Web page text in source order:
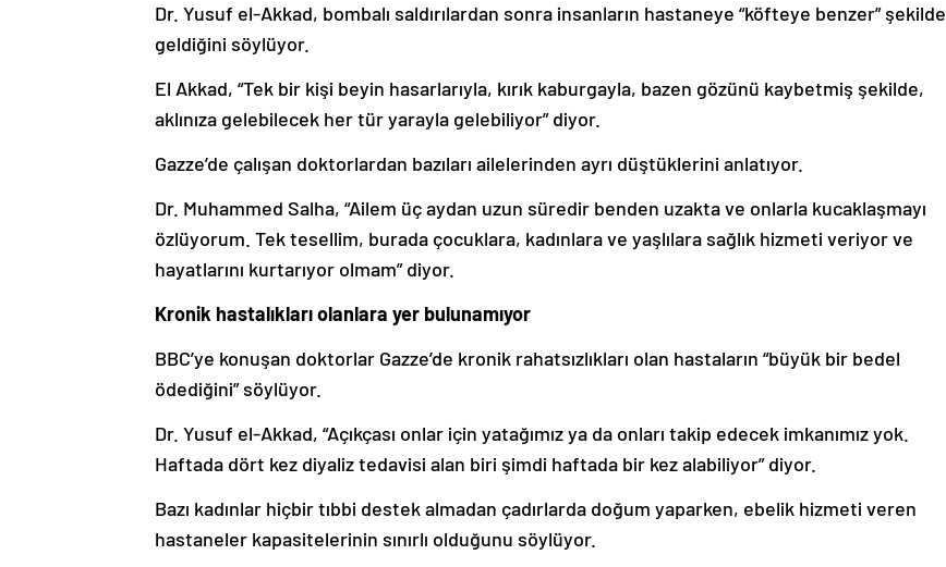
Dr. Yusuf el-Akkad, bombalı saldırılardan sonra insanların hastaneye “köfteye benzer” şekilde
geldiğini söylüyor.
El Akkad, “Tek bir kişi beyin hasarlarıyla, kırık kaburgayla, bazen gözünü kaybetmiş şekilde,
aklınıza gelebilecek her tür yarayla gelebiliyor” diyor.
Gazze’de çalışan doktorlardan bazıları ailelerinden ayrı düştüklerini anlatıyor.
Dr. Muhammed Salha, “Ailem üç aydan uzun süredir benden uzakta ve onlarla kucaklaşmayı
özlüyorum. Tek tesellim, burada çocuklara, kadınlara ve yaşlılara sağlık hizmeti veriyor ve
hayatlarını kurtarıyor olmam” diyor.
Kronik hastalıkları olanlara yer bulunamıyor
BBC’ye konuşan doktorlar Gazze’de kronik rahatsızlıkları olan hastaların “büyük bir bedel
ödediğini” söylüyor.
Dr. Yusuf el-Akkad, “Açıkçası onlar için yatağımız ya da onları takip edecek imkanımız yok.
Haftada dört kez diyaliz tedavisi alan biri şimdi haftada bir kez alabiliyor” diyor.
Bazı kadınlar hiçbir tıbbi destek almadan çadırlarda doğum yaparken, ebelik hizmeti veren
hastaneler kapasitelerinin sınırlı olduğunu söylüyor.